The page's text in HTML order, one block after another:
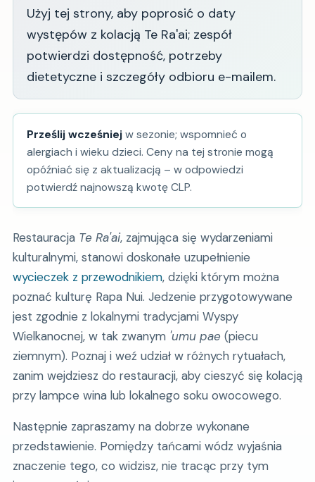
Użyj tej strony, aby poprosić o daty
występów z kolacją Te Ra'ai; zespół
potwierdzi dostępność, potrzeby
dietetyczne i szczegóły odbioru e-mailem.
Prześlij wcześniejw sezonie; wspomnieć o
alergiach i wieku dzieci. Ceny na tej stronie mogą
opóźniać się z aktualizacją – w odpowiedzi
potwierdź najnowszą kwotę CLP.
Restauracja Te Ra'ai, zajmująca się wydarzeniami
kulturalnymi, stanowi doskonałe uzupełnienie
wycieczek z przewodnikiem, dzięki którym można
poznać kulturę Rapa Nui. Jedzenie przygotowywane
jest zgodnie z lokalnymi tradycjami Wyspy
Wielkanocnej, w tak zwanym 'umu pae (piecu
ziemnym). Poznaj i weź udział w różnych rytuałach,
zanim wejdziesz do restauracji, aby cieszyć się kolacją
przy lampce wina lub lokalnego soku owocowego.
Następnie zapraszamy na dobrze wykonane
przedstawienie. Pomiędzy tańcami wódz wyjaśnia
znaczenie tego, co widzisz, nie tracąc przy tym